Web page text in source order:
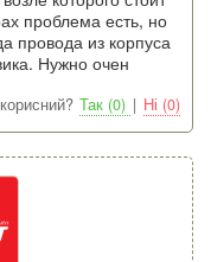
проблема есть, но
провода из корпуса
Нужно очен
Так (0) | Ні (0)